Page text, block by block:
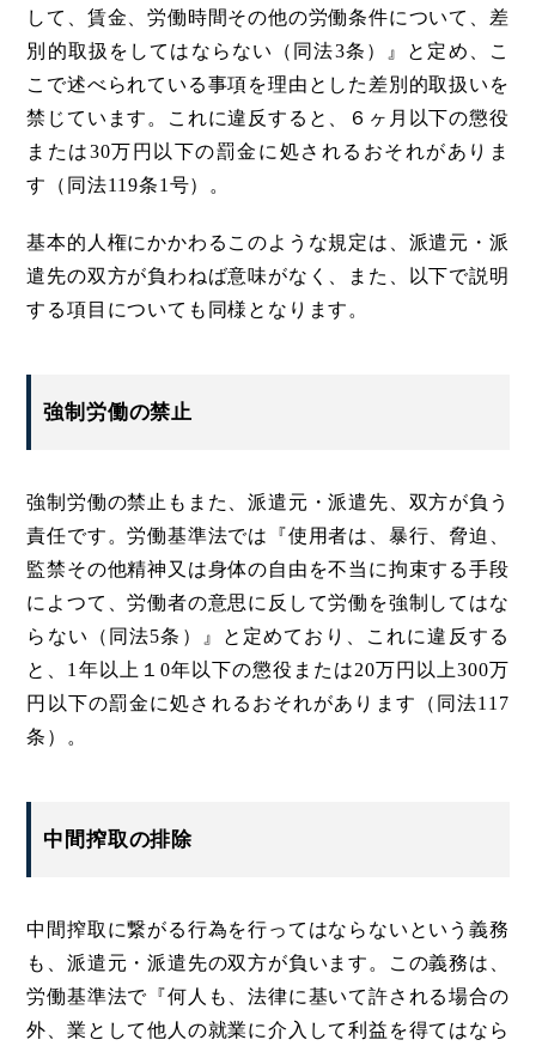
して、賃金、労働時間その他の労働条件について、差
別的取扱をしてはならない（同法3条）』と定め、こ
こで述べられている事項を理由とした差別的取扱いを
禁じています。これに違反すると、６ヶ月以下の懲役
または30万円以下の罰金に処されるおそれがありま
す（同法119条1号）。
基本的人権にかかわるこのような規定は、派遣元・派
遣先の双方が負わねば意味がなく、また、以下で説明
する項目についても同様となります。
強制労働の禁止
強制労働の禁止もまた、派遣元・派遣先、双方が負う
責任です。労働基準法では『使用者は、暴行、脅迫、
監禁その他精神又は身体の自由を不当に拘束する手段
によつて、労働者の意思に反して労働を強制してはな
らない（同法5条）』と定めており、これに違反する
と、1年以上１0年以下の懲役または20万円以上300万
円以下の罰金に処されるおそれがあります（同法117
条）。
中間搾取の排除
中間搾取に繋がる行為を行ってはならないという義務
も、派遣元・派遣先の双方が負います。この義務は、
労働基準法で『何人も、法律に基いて許される場合の
外、業として他人の就業に介入して利益を得てはなら